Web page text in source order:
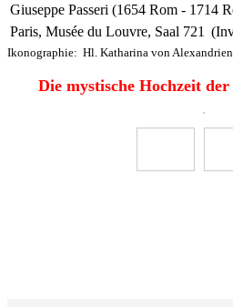
Giuseppe Passeri (1654 Rom - 1714
Paris, Musée du Louvre, Saal 721
Ikonographie: Hl. Katharina von Alexandrien
Die mystische Hochzeit